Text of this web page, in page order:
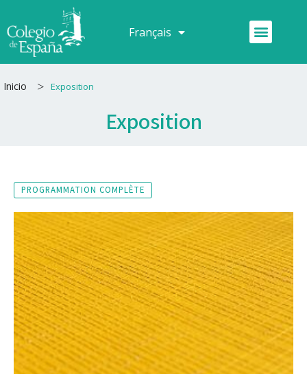
au
contenu
Français
Español Menu
Inicio > Exposition
Exposition
PROGRAMMATION COMPLÈTE